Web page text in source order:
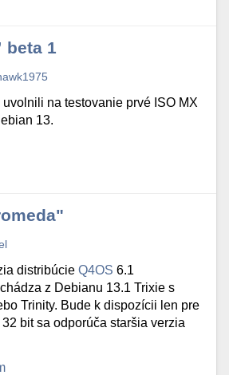
beta 1
na testovanie prvé ISO MX
13.
distribúcieQ4OS 6.1
z Debianu 13.1 Trixie s
Trinity. Bude k dispozícii len pre
bit sa odporúča staršia verzia